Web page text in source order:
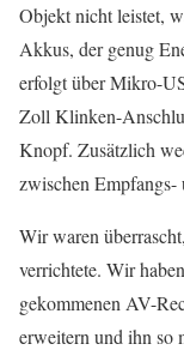
Objekt nicht leistet,
Akkus, der genug
erfolgt über Mikro-
Zoll Klinken-
Knopf. Zusätzlich
zwischen Empfangs-
Wir waren
verrichtete. Wir
gekommenen AV-
erweitern und ihn so